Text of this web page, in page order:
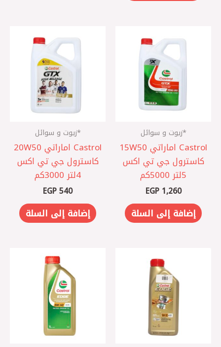
*زيوت و سوائل
Castrol اماراتي 15W50
كاسترول جي تي اكس
5لتر 5000كم
EGP1,260
إضافة إلى السلة
*زيوت و سوائل
Castrol اماراتي 20W50
كاسترول جي تي اكس
4لتر 3000كم
EGP540
إضافة إلى السلة